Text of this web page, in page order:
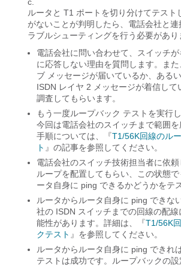
ルータと T1 ポートを切り分けてテスト
がないことが判明したら、電話会社と連
ラブルシューティングを行う必要があり
電話会社に問い合わせて、スイッチ
に応答しない理由を質問します。ま
ブ メッセージが届いているか、ある
ISDN レイヤ 2 メッセージが着信して
調査してもらいます。
もう一度ループバック テストを実行
今回は電話会社のスイッチまで範囲
手順については、『T1/56K回線のル
ト 』の記事を参照してください。
電話会社のスイッチ技術担当者に依
ループを配置してもらい、この状態
ータ自身に ping できるかどうかをテ
ルータからルータ自身に ping できな
社の ISDN スイッチまでの回線の配
能性があります。詳細は、『T1/56K
クテスト 』を参照してください。
ルータからルータ自身に ping できれ
テストは成功です。ループバックの設